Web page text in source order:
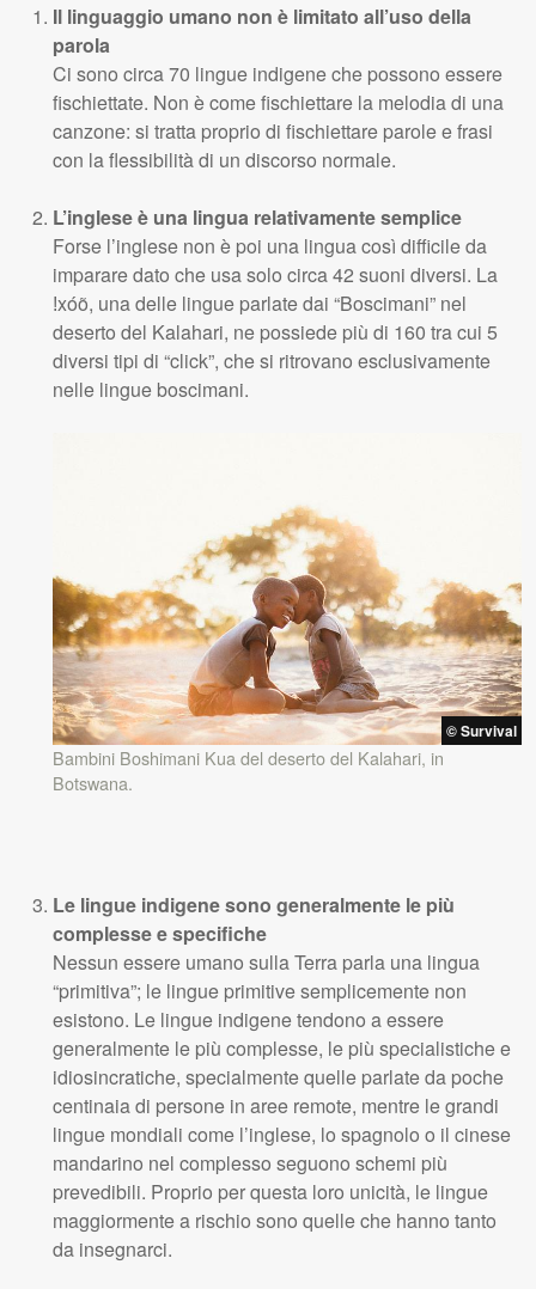
Il linguaggio umano non è limitato all’uso della
parola
Ci sono circa 70 lingue indigene che possono essere
fischiettate. Non è come fischiettare la melodia di una
canzone: si tratta proprio di fischiettare parole e frasi
con la flessibilità di un discorso normale.
L’inglese è una lingua relativamente semplice
Forse l’inglese non è poi una lingua così difficile da
imparare dato che usa solo circa 42 suoni diversi. La
ǃxóõ, una delle lingue parlate dai “Boscimani” nel
deserto del Kalahari, ne possiede più di 160 tra cui 5
diversi tipi di “click”, che si ritrovano esclusivamente
nelle lingue boscimani.
© Survival
Bambini Boshimani Kua del deserto del Kalahari, in
Botswana.
Le lingue indigene sono generalmente le più
complesse e specifiche
Nessun essere umano sulla Terra parla una lingua
“primitiva”; le lingue primitive semplicemente non
esistono. Le lingue indigene tendono a essere
generalmente le più complesse, le più specialistiche e
idiosincratiche, specialmente quelle parlate da poche
centinaia di persone in aree remote, mentre le grandi
lingue mondiali come l’inglese, lo spagnolo o il cinese
mandarino nel complesso seguono schemi più
prevedibili. Proprio per questa loro unicità, le lingue
maggiormente a rischio sono quelle che hanno tanto
da insegnarci.